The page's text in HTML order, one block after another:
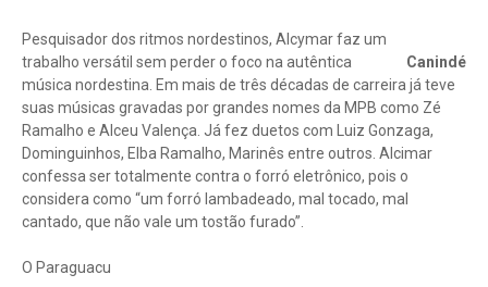
Canindé
Pesquisador dos ritmos nordestinos, Alcymar faz um
trabalho versátil sem perder o foco na autêntica
música nordestina. Em mais de três décadas de carreira já teve
suas músicas gravadas por grandes nomes da MPB como Zé
Ramalho e Alceu Valença. Já fez duetos com Luiz Gonzaga,
Dominguinhos, Elba Ramalho, Marinês entre outros. Alcimar
confessa ser totalmente contra o forró eletrônico, pois o
considera como “um forró lambadeado, mal tocado, mal
cantado, que não vale um tostão furado”.
O Paraguacu